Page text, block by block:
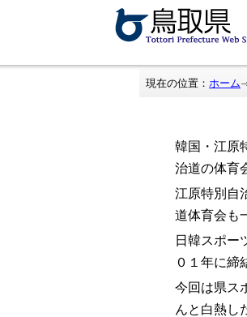
現在の位置： ホーム
韓国・江原
治道の体育
江原特別自
道体育会も
日韓スポー
０１年に締
今回は県ス
んと白熱し